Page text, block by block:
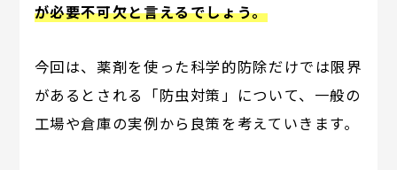
が必要不可欠と言えるでしょう。
今回は、薬剤を使った科学的防除だけでは限界
があるとされる「防虫対策」について、一般の
工場や倉庫の実例から良策を考えていきます。